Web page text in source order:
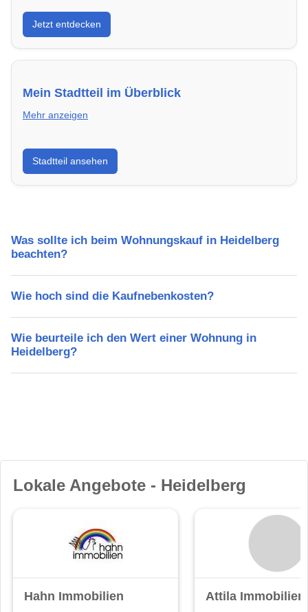
Entdecke Neubauprojekte in Heidelberg – modern,
energieeffizient und sofort bezugsfertig.
Jetzt entdecken
Mein Stadtteil im Überblick
Mehr anzeigen
Erfahre mehr über deinen Stadtteil in Heidelberg:
Lebensqualität, Verkehrsanbindung, Schulen,
Freizeitmöglichkeiten und Mietpreise.
Stadtteil ansehen
Was sollte ich beim Wohnungskauf in Heidelberg
beachten?
Wie hoch sind die Kaufnebenkosten?
Wie beurteile ich den Wert einer Wohnung in
Heidelberg?
Lokale Angebote - Heidelberg
Hahn Immobilien Attila Immobilien